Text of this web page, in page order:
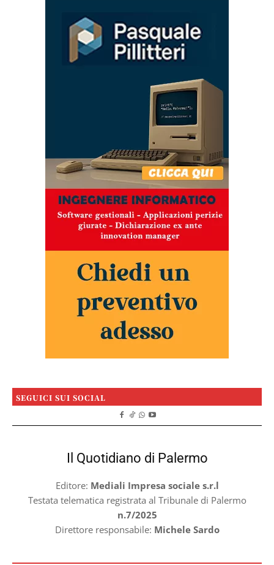
SEGUICI SUI SOCIAL
Il Quotidiano di Palermo
Editore: Mediali Impresa sociale s.r.l
Testata telematica registrata al Tribunale di Palermo
n.7/2025
Direttore responsabile: Michele Sardo